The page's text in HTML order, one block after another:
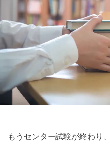
もうセンター試験が終わり